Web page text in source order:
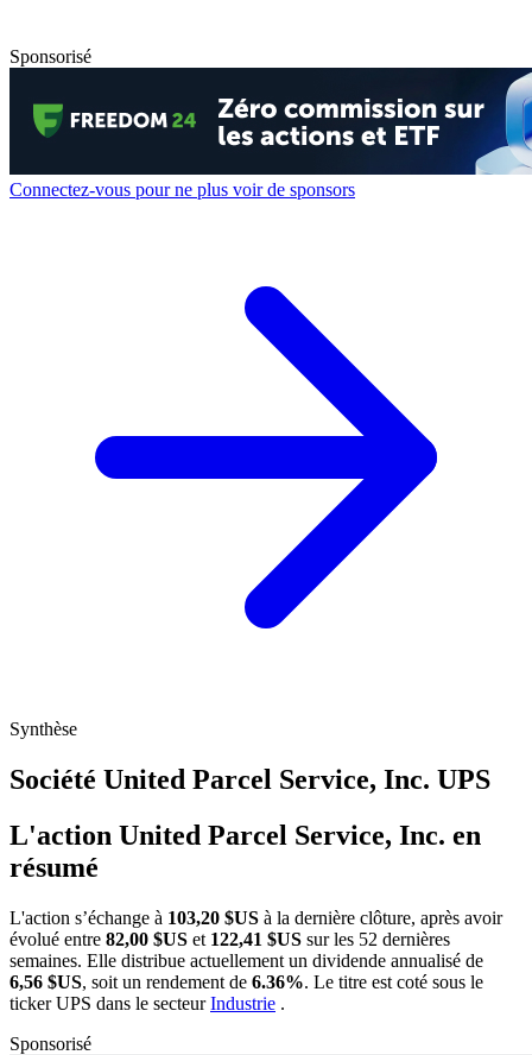
Sponsorisé
Connectez-vous pour ne plus voir de sponsors
Synthèse
Société United Parcel Service, Inc. UPS
L'action United Parcel Service, Inc. en
résumé
L'action s’échange à 103,20 $US à la dernière clôture, après avoir
évolué entre 82,00 $US et 122,41 $US sur les 52 dernières
semaines. Elle distribue actuellement un dividende annualisé de
6,56 $US, soit un rendement de 6.36%. Le titre est coté sous le
tickerUPS dans le secteurIndustrie .
Sponsorisé